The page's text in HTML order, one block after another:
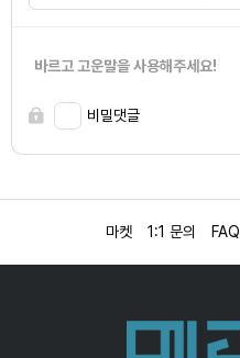
바르고 고운말을 사용해주세요!
비밀댓글
마켓 1:1 문의 FAQ